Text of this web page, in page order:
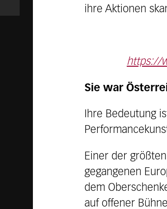
ihre Aktionen
https://
Sie war
Ihre Bedeutung
Einer der
gegangenen
dem
auf offener